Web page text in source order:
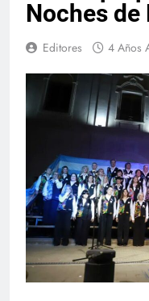
Noches de
Editores 4 Años